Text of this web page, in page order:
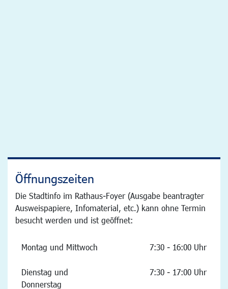
Öffnungszeiten
Die Stadtinfo im Rathaus-Foyer (Ausgabe beantragter
Ausweispapiere, Infomaterial, etc.) kann ohne Termin
besucht werden und ist geöffnet:
Montag und Mittwoch 7:30 - 16:00 Uhr
Dienstag und
Donnerstag
7:30 - 17:00 Uhr